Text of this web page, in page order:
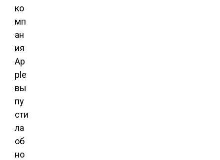
ко
мп
ан
ия
Ap
ple
вы
пу
сти
ла
об
но